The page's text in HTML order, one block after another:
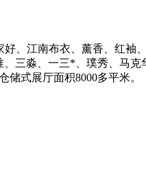
、江南布衣、薰香、红
三淼、一三*、璞秀、马克
式展厅面积8000多平米。